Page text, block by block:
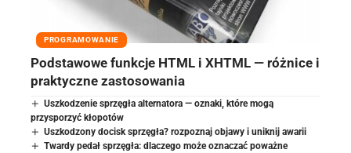
PROGRAMOWANIE
Podstawowe funkcje HTML i XHTML — różnice i
praktyczne zastosowania
Uszkodzenie sprzęgła alternatora — oznaki, które mogą
przysporzyć kłopotów
Uszkodzony docisk sprzęgła? rozpoznaj objawy i uniknij awarii
Twardy pedał sprzęgła: dlaczego może oznaczać poważne